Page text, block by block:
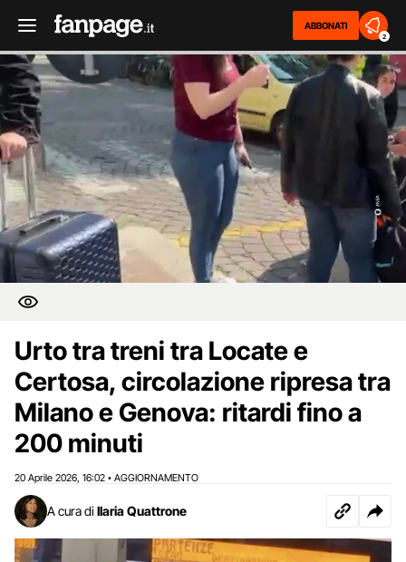
ABBONATI
2
Urto tra treni tra Locate e
Certosa, circolazione ripresa tra
Milano e Genova: ritardi fino a
200 minuti
20 Aprile 2026 16:02 • AGGIORNAMENTO
A cura di Ilaria Quattrone